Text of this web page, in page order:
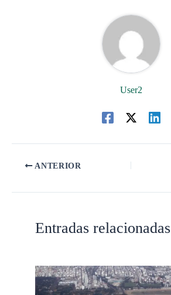
User2
ANTERIOR
Entradas relacionadas